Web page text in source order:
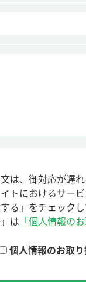
、御対応が遅
におけるサー
る」をチェック
は 「個人情報の
個人情報のお取